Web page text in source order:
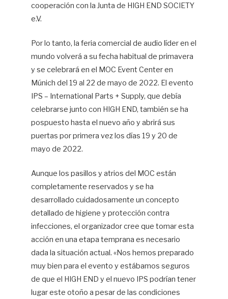
cooperación con la Junta de HIGH END SOCIETY
e.V.
Por lo tanto, la feria comercial de audio líder en el
mundo volverá a su fecha habitual de primavera
y se celebrará en el MOC Event Center en
Múnich del 19 al 22 de mayo de 2022. El evento
IPS – International Parts + Supply, que debía
celebrarse junto con HIGH END, también se ha
pospuesto hasta el nuevo año y abrirá sus
puertas por primera vez los días 19 y 20 de
mayo de 2022.
Aunque los pasillos y atrios del MOC están
completamente reservados y se ha
desarrollado cuidadosamente un concepto
detallado de higiene y protección contra
infecciones, el organizador cree que tomar esta
acción en una etapa temprana es necesario
dada la situación actual. «Nos hemos preparado
muy bien para el evento y estábamos seguros
de que el HIGH END y el nuevo IPS podrían tener
lugar este otoño a pesar de las condiciones